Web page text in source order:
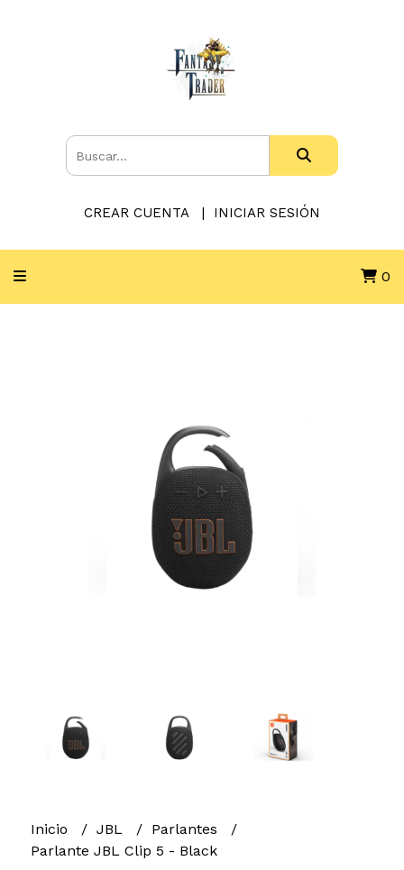
CREAR CUENTA INICIAR SESIÓN
0
Inicio JBL
Parlantes
Parlante JBL Clip 5 - Black